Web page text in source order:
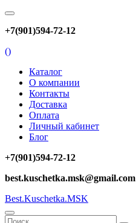
+7(901)594-72-12
()
Каталог
О компании
Контакты
Доставка
Оплата
Личный кабинет
Блог
+7(901)594-72-12
best.kuschetka.msk@gmail.com
Best.Kuschetka.MSK